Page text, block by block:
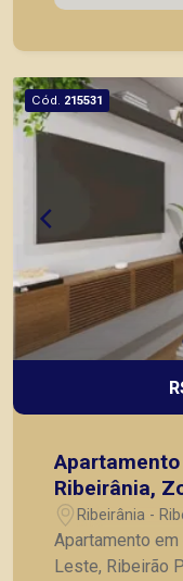
segurança, em
Cód. 215531
Ribeirânia,
SpRibeirânia -
Apartamento
Leste, Ribeirão Preto Sp - 2